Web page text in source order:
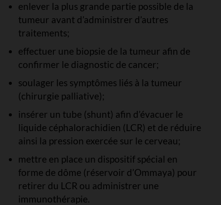
enlever la plus grande partie possible de la
tumeur avant d’administrer d’autres
traitements;
effectuer une biopsie de la tumeur afin de
confirmer le diagnostic de cancer;
soulager les symptômes liés à la tumeur
(chirurgie palliative);
insérer un tube (shunt) afin d’évacuer le
liquide céphalorachidien (LCR) et de réduire
ainsi la pression exercée sur le cerveau;
mettre en place un dispositif spécial en
forme de dôme (réservoir d’Ommaya) pour
retirer du LCR ou administrer une
immunothérapie.